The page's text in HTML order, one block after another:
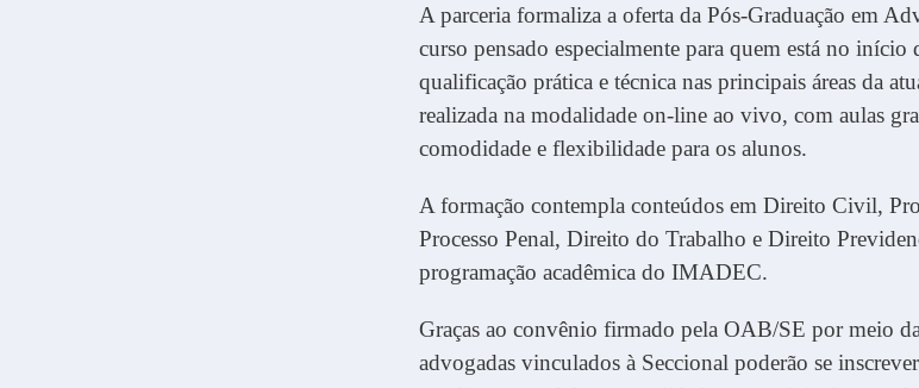
A parceria formaliza a oferta da Pós-Graduação em
curso pensado especialmente para quem está no início
qualificação prática e técnica nas principais áreas da
realizada na modalidade on-line ao vivo, com aulas
comodidade e flexibilidade para os alunos.
A formação contempla conteúdos em Direito Civil,
Processo Penal, Direito do Trabalho e Direito
programação acadêmica do IMADEC.
Graças ao convênio firmado pela OAB/SE por meio
advogadas vinculados à Seccional poderão se